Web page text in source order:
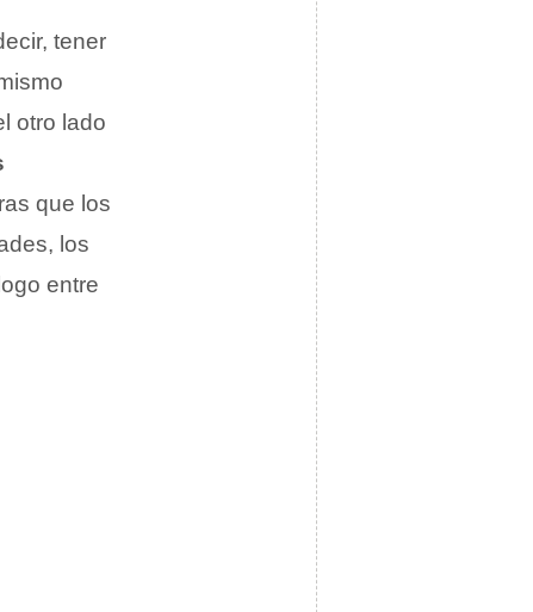
tener
otro lado
que los
los
entre